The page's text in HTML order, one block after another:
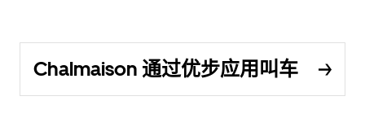
Chalmaison 通过优步应用叫车